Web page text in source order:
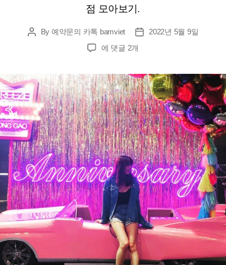
점 모아보기.
PostBy 예약문의 카톡 bamviet
Post2022년 5월 9일
동
황
제
투
어
가
격
정
보
를
1
도
모
르
는
있
에 댓글 2개